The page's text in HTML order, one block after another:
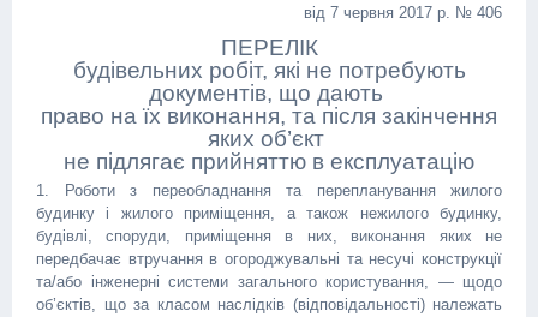
від 7 червня 2017 р. № 406
ПЕРЕЛІК
будівельних робіт, які не потребують
документів, що дають
право на їх виконання, та після закінчення
яких об’єкт
не підлягає прийняттю в експлуатацію
1. Роботи з переобладнання та перепланування жилого
будинку і жилого приміщення, а також нежилого будинку,
будівлі, споруди, приміщення в них, виконання яких не
передбачає втручання в огороджувальні та несучі конструкції
та/або інженерні системи загального користування, — щодо
об’єктів, що за класом наслідків (відповідальності) належать